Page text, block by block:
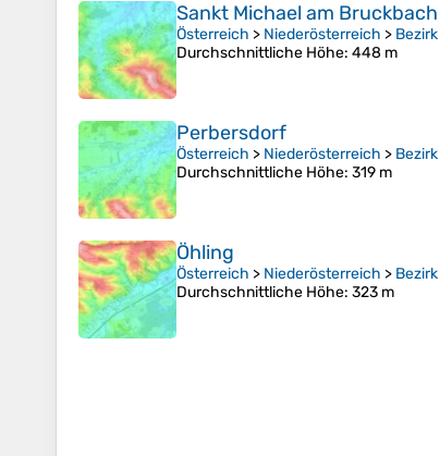
Sankt Michael am Bruckbach
Österreich > Niederösterreich >
Durchschnittliche Höhe: 448 m
Perbersdorf
Österreich > Niederösterreich >
Durchschnittliche Höhe: 319 m
Öhling
Österreich > Niederösterreich >
Durchschnittliche Höhe: 323 m